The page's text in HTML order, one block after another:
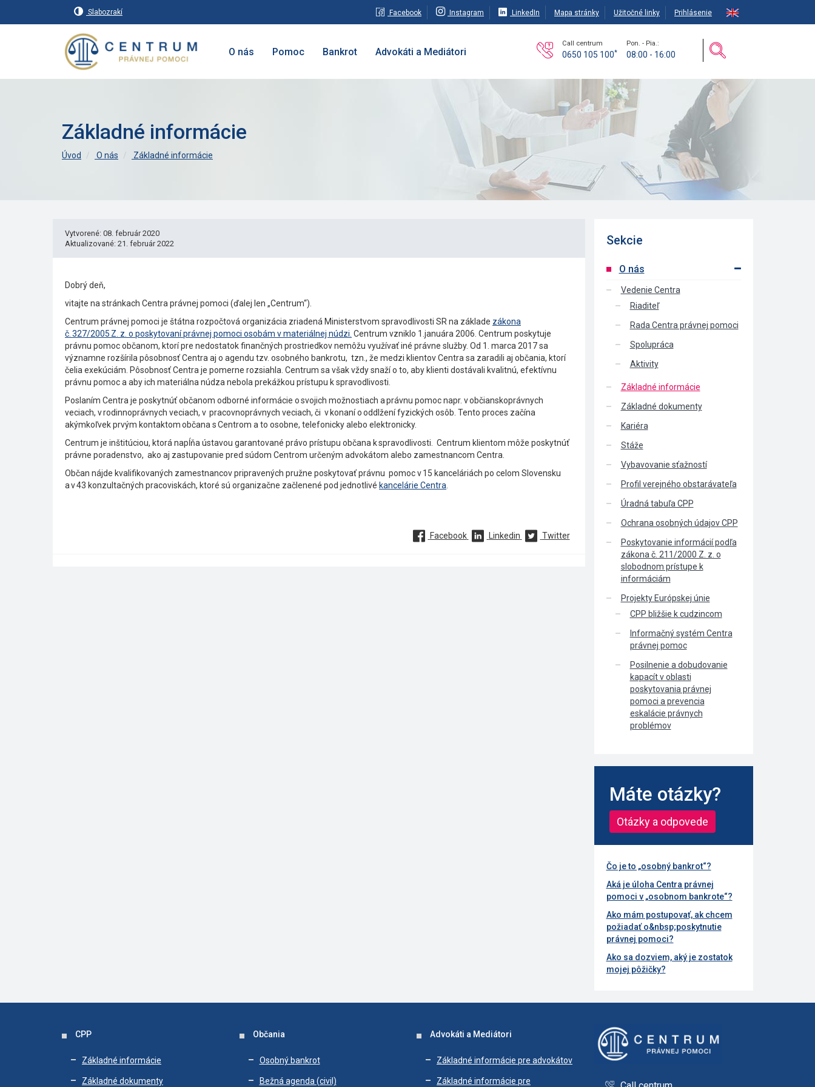
Slabozrakí Facebook Instagram LinkedIn Mapa stránky Užitočné linky Prihlásenie
O nás Pomoc Bankrot Advokáti a Mediátori
Call centrum
0650 105 100*
Pon. - Pia.:
08:00 - 16:00
Základné informácie
Úvod O nás Základné informácie
Vytvorené: 08. február 2020
Aktualizované: 21. február 2022
Dobrý deň,
vitajte na stránkach Centra právnej pomoci (ďalej len „Centrum“).
Centrum právnej pomoci je štátna rozpočtová organizácia zriadená Ministerstvom spravodlivosti SR na základe zákona
č. 327/2005 Z. z. o poskytovaní právnej pomoci osobám v materiálnej núdzi. Centrum vzniklo 1.januára 2006. Centrum poskytuje
právnu pomoc občanom, ktorí pre nedostatok finančných prostriedkov nemôžu využívať iné právne služby. Od 1. marca 2017 sa
významne rozšírila pôsobnosť Centra aj o agendu tzv. osobného bankrotu, tzn., že medzi klientov Centra sa zaradili aj občania, ktorí
čelia exekúciám. Pôsobnosť Centra je pomerne rozsiahla. Centrum sa však vždy snaží o to, aby klienti dostávali kvalitnú, efektívnu
právnu pomoc a aby ich materiálna núdza nebola prekážkou prístupu k spravodlivosti.
Poslaním Centra je poskytnúť občanom odborné informácie o svojich možnostiach a právnu pomoc napr. v občianskoprávnych
veciach, v rodinnoprávnych veciach, v pracovnoprávnych veciach, či v konaní o oddlžení fyzických osôb. Tento proces začína
akýmkoľvek prvým kontaktom občana s Centrom a to osobne, telefonicky alebo elektronicky.
Centrum je inštitúciou, ktorá napĺňa ústavou garantované právo prístupu občana k spravodlivosti. Centrum klientom môže poskytnúť
právne poradenstvo, ako aj zastupovanie pred súdom Centrom určeným advokátom alebo zamestnancom Centra.
Občan nájde kvalifikovaných zamestnancov pripravených pružne poskytovať právnu pomoc v 15 kanceláriách po celom Slovensku
a v 43 konzultačných pracoviskách, ktoré sú organizačne začlenené pod jednotlivé kancelárie Centra
Facebook Linkedin Twitter
Sekcie
O nás
Vedenie Centra
Riaditeľ
Rada Centra právnej pomoci
Spolupráca
Aktivity
Základné informácie
Základné dokumenty
Kariéra
Stáže
Vybavovanie sťažností
Profil verejného obstarávateľa
Úradná tabuľa CPP
Ochrana osobných údajov CPP
Poskytovanie informácií podľa
zákona č. 211/2000 Z. z. o
slobodnom prístupe k
informáciám
Projekty Európskej únie
CPP bližšie k cudzincom
Informačný systém Centra
právnej pomoc
Posilnenie a dobudovanie
kapacít v oblasti
poskytovania právnej
pomoci a prevencia
eskalácie právnych
problémov
Máte otázky?
Otázky a odpovede
Čo je to „osobný bankrot“?
Aká je úloha Centra právnej
pomoci v „osobnom bankrote“?
Ako mám postupovať, ak chcem
požiadať o&nbsp;poskytnutie
právnej pomoci?
Ako sa dozviem, aký je zostatok
mojej pôžičky?
CPP
Základné informácie
Základné dokumenty
Občania
Osobný bankrot
Bežná agenda (civil)
Advokáti a Mediátori
Základné informácie pre advokátov
Základné informácie pre